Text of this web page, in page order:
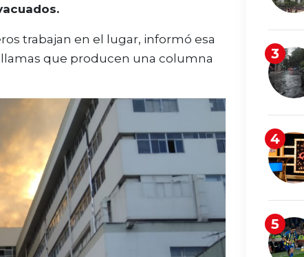
trabajan en el lugar, informó esa
que producen una columna